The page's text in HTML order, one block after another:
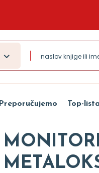
Preporučujemo Top-lista